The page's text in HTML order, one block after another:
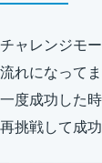
チャレンジモ
流れになってま
一度成功した
再挑戦して成